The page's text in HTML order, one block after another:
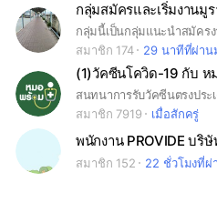
สมาชิก 174
29 นาทีที่ผ่าน
(1)วัคซีนโควิด-19 กับ ห
สมาชิก 7919
เมื่อสักครู่
พนักงาน PROVIDE บริษั
สมาชิก 152 22 ชั่วโมงที่ผ่